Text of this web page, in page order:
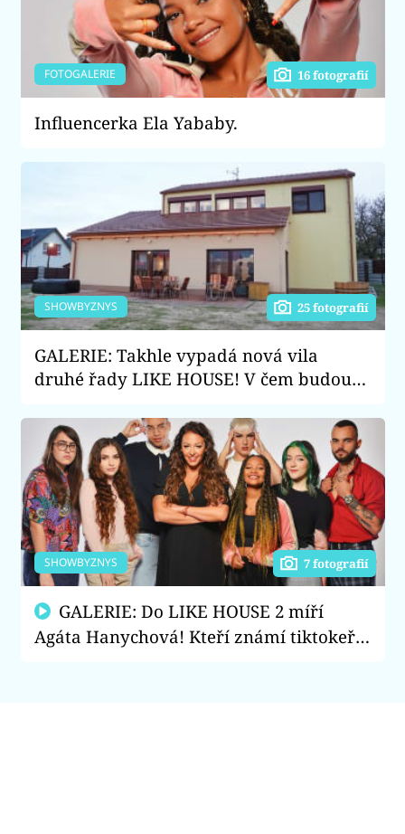
FOTOGALERIE 16 fotografií
Influencerka Ela Yababy.
SHOWBYZNYS 25 fotografií
GALERIE: Takhle vypadá nová vila
druhé řady LIKE HOUSE! V čem budou
Hanychovou?
SHOWBYZNYS 7 fotografií
Agáta Hanychová! Kteří známí tiktokeři